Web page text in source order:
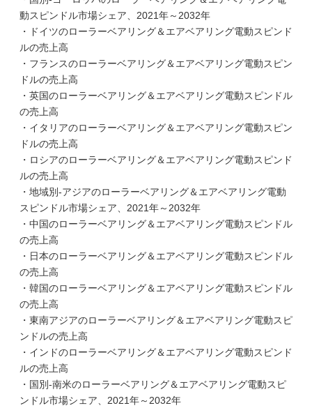
動スピンドル市場シェア、2021年～2032年
・ドイツのローラーベアリング＆エアベアリング電動スピンド
ルの売上高
・フランスのローラーベアリング＆エアベアリング電動スピン
ドルの売上高
・英国のローラーベアリング＆エアベアリング電動スピンドル
の売上高
・イタリアのローラーベアリング＆エアベアリング電動スピン
ドルの売上高
・ロシアのローラーベアリング＆エアベアリング電動スピンド
ルの売上高
・地域別-アジアのローラーベアリング＆エアベアリング電動
スピンドル市場シェア、2021年～2032年
・中国のローラーベアリング＆エアベアリング電動スピンドル
の売上高
・日本のローラーベアリング＆エアベアリング電動スピンドル
の売上高
・韓国のローラーベアリング＆エアベアリング電動スピンドル
の売上高
・東南アジアのローラーベアリング＆エアベアリング電動スピ
ンドルの売上高
・インドのローラーベアリング＆エアベアリング電動スピンド
ルの売上高
・国別-南米のローラーベアリング＆エアベアリング電動スピ
ンドル市場シェア、2021年～2032年